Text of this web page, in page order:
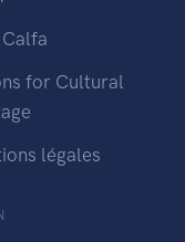
for Cultural
légales